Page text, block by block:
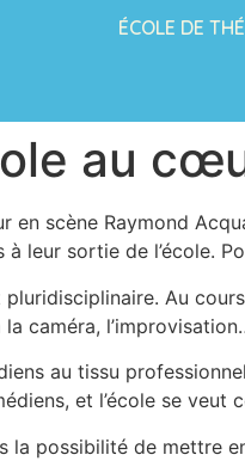
ÉCOLE DE
au
en scène Raymond
leur sortie de l’école.
Au
caméra,
au tissu
et l’école se
la possibilité de mettre